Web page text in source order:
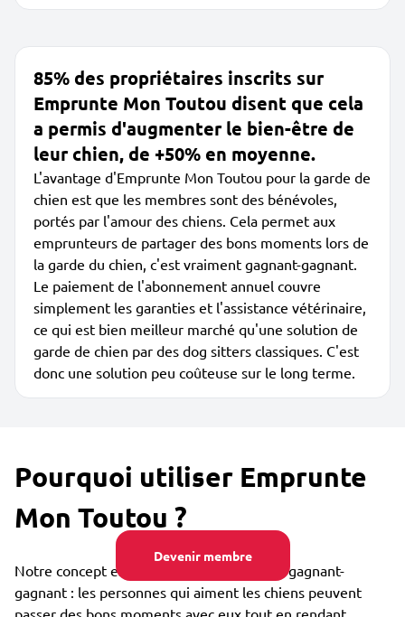
Devenir membre
85% des propriétaires inscrits sur
Emprunte Mon Toutou disent que cela
a permis d'augmenter le bien-être de
leur chien, de +50% en moyenne.
L'avantage d'Emprunte Mon Toutou pour la garde de
chien est que les membres sont des bénévoles,
portés par l'amour des chiens. Cela permet aux
emprunteurs de partager des bons moments lors de
la garde du chien, c'est vraiment gagnant-gagnant.
Le paiement de l'abonnement annuel couvre
simplement les garanties et l'assistance vétérinaire,
ce qui est bien meilleur marché qu'une solution de
garde de chien par des dog sitters classiques. C'est
donc une solution peu coûteuse sur le long terme.
Pourquoi utiliser Emprunte
Mon Toutou ?
Notre concept est collaboratif et vraiment gagnant-
gagnant : les personnes qui aiment les chiens peuvent
passer des bons moments avec eux tout en rendant